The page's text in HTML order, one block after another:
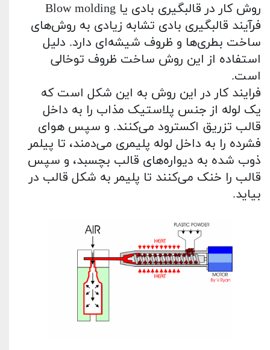
روش کار در قالبگیری بادی یا Blow molding
فرآیند قالبگیری بادی تشابه زیادی به روش‌های
ساخت بطری‌ها و ظروف شیشه‌ای دارد. دلیل
استفاده از این روش ساخت ظروف توخالی
است.
فرایند کار در این روش به این شکل است که
یک لوله از جنس پلاستیک مذاب را به داخل
قالب تزریق اکسترود می‌کنند. و سپس هوای
فشرده را به داخل لوله پلیمری می‌دمند، تا پیلمر
ذوب شده به دیواره‌های قالب بچسبد، و سپس
قالب را خنک می‌کنند تا پلیمر به شکل قالب در
بیاید.